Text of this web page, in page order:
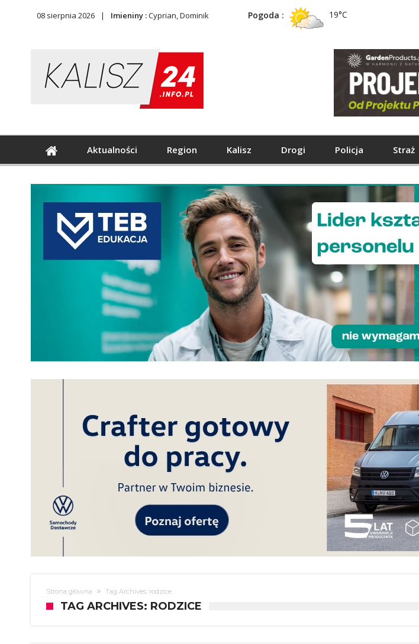
08 sierpnia 2026 Imieniny :Cyprian, Dominik Pogoda : 19°C
Aktualności Region Kalisz Drogi Policja Straż
Strona główna Tag Archives: rodzice
TAG ARCHIVES: RODZICE